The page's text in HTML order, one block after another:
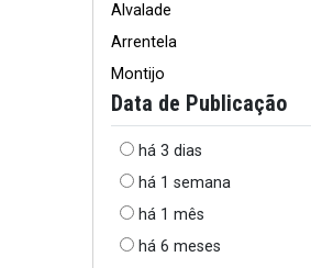
Alvalade
Arrentela
Montijo
Data de Publicação
há 3 dias
há 1 semana
há 1 mês
há 6 meses